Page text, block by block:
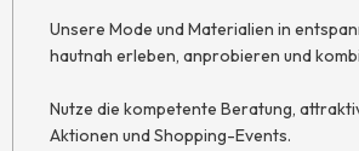
Unsere Mode und Materialien in
hautnah erleben, anprobieren und
Nutze die kompetente Beratung,
Aktionen und Shopping-Events.